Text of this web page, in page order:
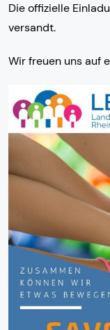
Die offizielle
versandt.
Wir freuen uns auf